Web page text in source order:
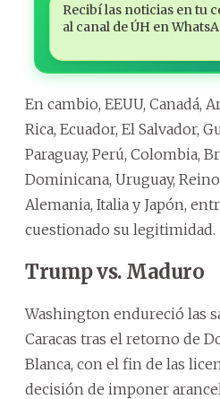
Recibí las noticias en tu
al canal de ÚH en
En cambio, EEUU, Canadá,
Rica, Ecuador, El Salvador,
Paraguay, Perú, Colombia,
Dominicana, Uruguay,
Alemania, Italia y Japón,
cuestionado su legitimidad.
Trump vs. Maduro
Washington endureció las
Caracas tras el retorno de
Blanca, con el fin de las
decisión de imponer